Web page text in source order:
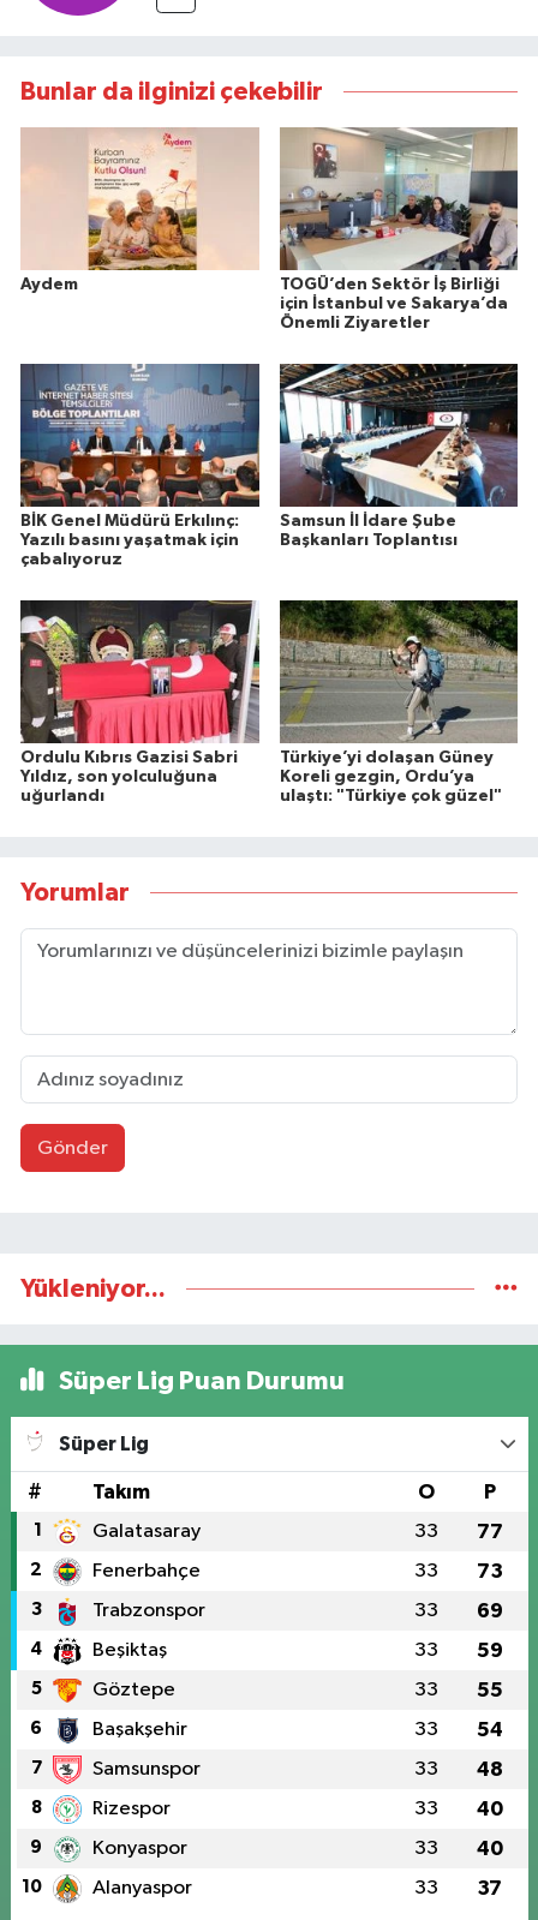
Bunlar da ilginizi çekebilir
Aydem
TOGÜ’den Sektör İş Birliği
için İstanbul ve Sakarya’da
Önemli Ziyaretler
BİK Genel Müdürü Erkılınç:
Yazılı basını yaşatmak için
çabalıyoruz
Samsun İl İdare Şube
Başkanları Toplantısı
Ordulu Kıbrıs Gazisi Sabri
Yıldız, son yolculuğuna
uğurlandı
Türkiye’yi dolaşan Güney
Koreli gezgin, Ordu’ya
ulaştı: "Türkiye çok güzel"
Yorumlar
Gönder
Yükleniyor...
Süper Lig Puan Durumu
Süper Lig
# Takım O P
1 Galatasaray 33 77
2 Fenerbahçe 33 73
3 Trabzonspor 33 69
4 Beşiktaş 33 59
5 Göztepe 33 55
6 Başakşehir 33 54
7 Samsunspor 33 48
8 Rizespor 33 40
9 Konyaspor 33 40
10 Alanyaspor 33 37